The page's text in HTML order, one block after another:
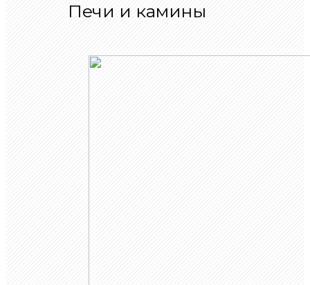
Печи и камины